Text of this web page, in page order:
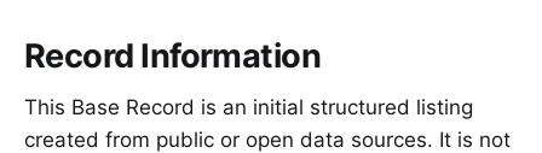
Record Information
This Base Record is an initial structured listing
created from public or open data sources. It is not